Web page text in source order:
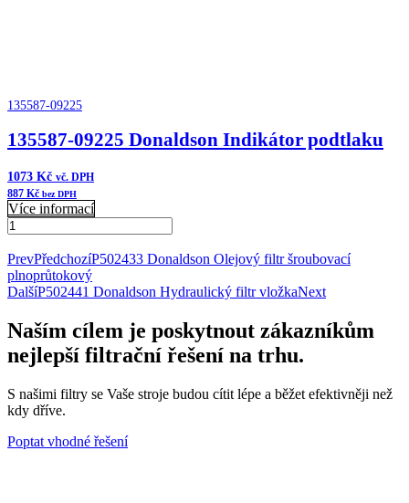
135587-09225
135587-09225 Donaldson Indikátor podtlaku
1073 Kč vč. DPH
887 Kč bez DPH
Více informací
135587-
Donaldson
Indikátor
podtlaku
PrevPředchozíP502433 Donaldson Olejový filtr šroubovací
plnoprůtokový
DalšíP502441 Donaldson Hydraulický filtr vložkaNext
Naším cílem je poskytnout zákazníkům
nejlepší filtrační řešení na trhu.
S našimi filtry se Vaše stroje budou cítit lépe a běžet efektivněji než
kdy dříve.
Poptat vhodné řešení